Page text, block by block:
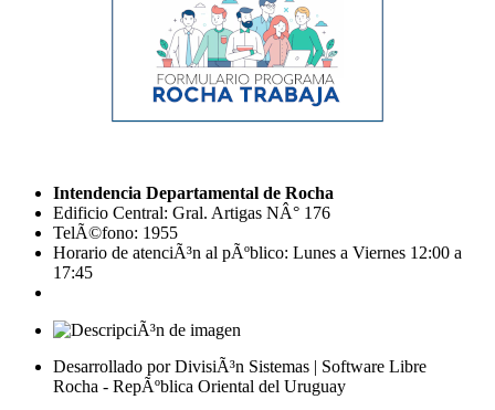
Intendencia Departamental de Rocha
Edificio Central: Gral. Artigas NÂ° 176
TelÃ©fono: 1955
Horario de atenciÃ³n al pÃºblico: Lunes a Viernes 12:00 a
17:45
Desarrollado por DivisiÃ³n Sistemas | Software Libre
Rocha - RepÃºblica Oriental del Uruguay